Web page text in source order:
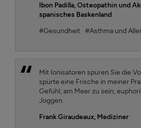
Ibon Padilla, Osteopathin und
spanisches Baskenland
#Gesundheit
#Asthma und
Mit Ionisatoren spüren Sie die
spürte eine Frische in meiner
Gefühl, am Meer zu sein,
Joggen.
Frank Giraudeaux, Mediziner